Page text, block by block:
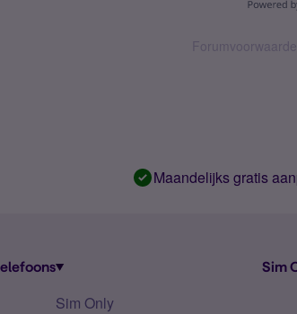
Maandelijks gratis
Sim
Sim Only